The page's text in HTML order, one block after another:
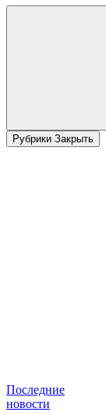
Рубрики Закрыть
Последние
новости